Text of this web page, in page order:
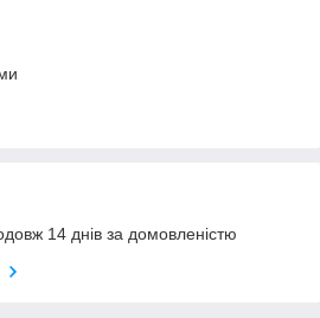
14 днів за домовленістю